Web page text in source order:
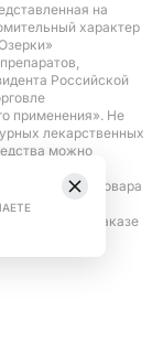
на
характер
Российской
применения». Не
лекарственных
можно
при
товара
заказа в
только при заказе